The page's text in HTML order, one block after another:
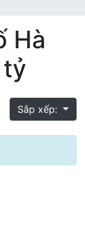
Hà
Sắp xếp: